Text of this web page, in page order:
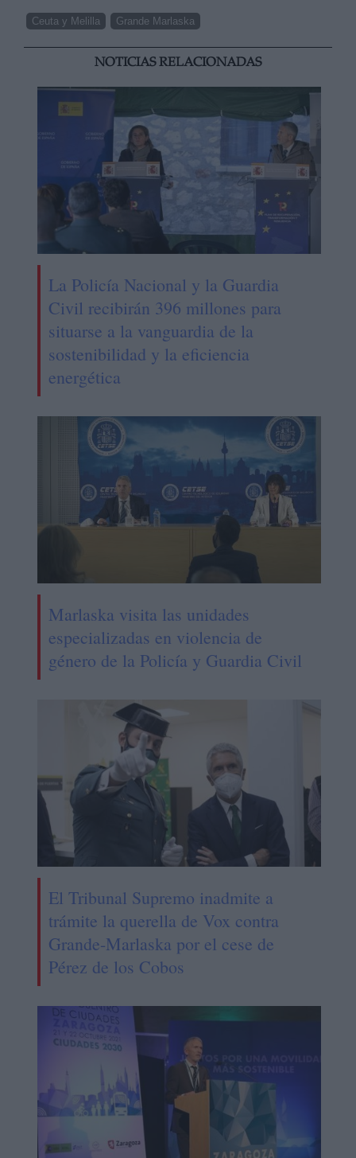
Ceuta y Melilla Grande Marlaska
NOTICIAS RELACIONADAS
La Policía Nacional y la Guardia
Civil recibirán 396 millones para
situarse a la vanguardia de la
sostenibilidad y la eficiencia
energética
Marlaska visita las unidades
especializadas en violencia de
género de la Policía y Guardia Civil
El Tribunal Supremo inadmite a
trámite la querella de Vox contra
Grande-Marlaska por el cese de
Pérez de los Cobos